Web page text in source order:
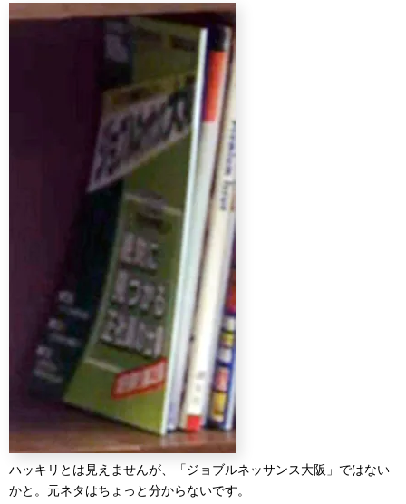
ハッキリとは見えませんが、「ジョブルネッサンス大阪」ではない
かと。元ネタはちょっと分からないです。